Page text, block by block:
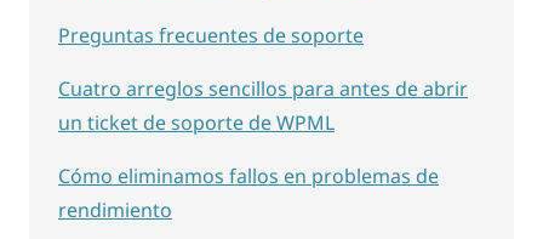
Preguntas frecuentes de soporte
Cuatro arreglos sencillos para antes de abrir
un ticket de soporte de WPML
Cómo eliminamos fallos en problemas de
rendimiento